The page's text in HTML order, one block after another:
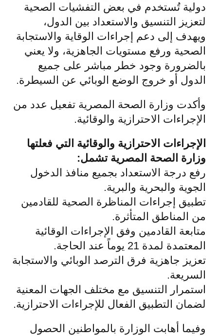
دولية تُستخدم في بعض التفشيات الصحية
لتعزيز التنسيق والاستعداد بين الدول،
ويهدف إلى دعم إجراءات الوقاية والاستجابة
الصحية ورفع مستويات الجاهزية، ولا يعني
بالضرورة وجود خطر مباشر على جميع
الدول أو خروج الوضع الوبائي عن السيطرة.
وأكدت وزارة الصحة المصرية تفعيل عدد من
الإجراءات الاحترازية والوقائية.
الإجراءات الاحترازية والوقائية التي فعلتها
وزارة الصحة المصرية تشمل:
رفع درجة الاستعداد بجميع منافذ الدخول
الجوية والبحرية والبرية.
تطبيق إجراءات المناظرة الصحية للقادمين
من المناطق المتأثرة.
متابعة القادمين وفق الإجراءات الوقائية
المعتمدة لمدة 21 يوماً عند الحاجة.
تعزيز جاهزية فرق الترصد الوبائي والاستجابة
السريعة.
استمرار التنسيق مع مختلف الجهات المعنية
لضمان التطبيق الفعال للإجراءات الاحترازية.
وفيما أهابت الوزارة بالمواطنين الحصول